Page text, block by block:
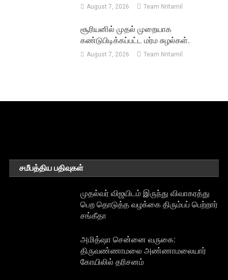
August 7, 2026 Team Nritamil
சூரியனில் முதல் முறையாக
கண்டுபிடிக்கப்பட்ட மர்ம சுழல்கள்.
August 7, 2026 Team Nritamil
சமீபத்திய பதிவுகள்
முதல்வர் விஜயிடம் இருந்து விவாகரத்து
பெற தொடுத்த வழக்கை திரும்பப் பெற்றார்
சங்கீதா
அமித்ஷா சென்னை வருகை:
திருவண்ணாமலை அண்ணாமலையார்
கோயிலில் தரிசனம்